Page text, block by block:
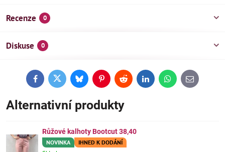
Recenze 0
Diskuse 0
FacebookTwitterBlueskyPinterestReddit LinkedInWhatsApp
E-
mail
Alternativní produkty
Růžové kalhoty Bootcut 38,40
NOVINKA IHNED K DODÁNÍ